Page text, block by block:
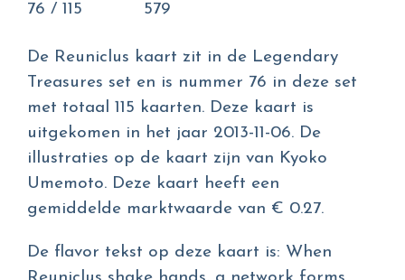
76 / 115
579
De Reuniclus kaart zit in de Legendary
Treasures set en is nummer 76 in deze set
met totaal 115 kaarten. Deze kaart is
uitgekomen in het jaar 2013-11-06. De
illustraties op de kaart zijn van Kyoko
Umemoto. Deze kaart heeft een
gemiddelde marktwaarde van € 0.27.
De flavor tekst op deze kaart is: When